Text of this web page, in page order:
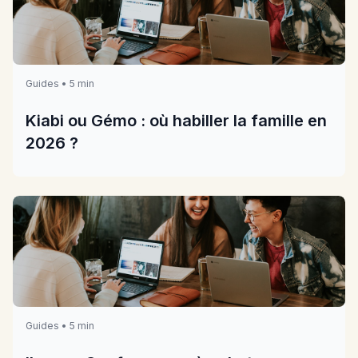
Guides • 5 min
Kiabi ou Gémo : où habiller la famille en
2026 ?
Guides • 5 min